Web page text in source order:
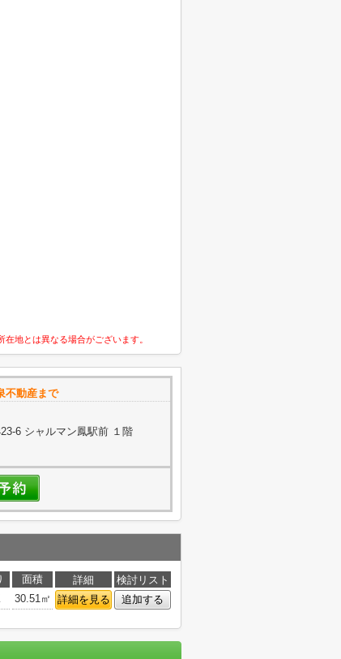
地とは異なる場合がございます。
不動産まで
6 シャルマン鳳駅前 １階
面積 詳細
検討リスト
30.51㎡ 詳細を見る 追加する